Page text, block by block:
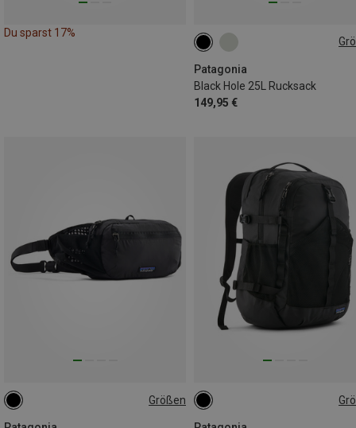
Du sparst 17%
Patagonia
Black Hole 25L Rucksack
149,95 €
25L
Größen
4L 30L